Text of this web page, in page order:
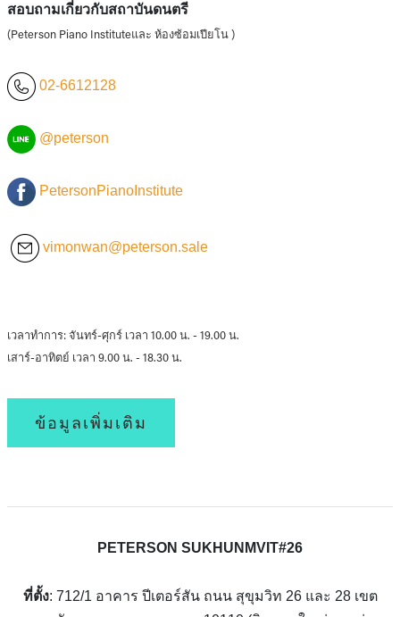
สอบถามเกี่ยวกับสถาบันดนตรี
(Peterson Piano Instituteและ ห้องซ้อมเปียโน )
02-6612128
@peterson
PetersonPianoInstitute
vimonwan@peterson.sale
เวลาทำการ: จันทร์-ศุกร์ เวลา 10.00 น. - 19.00 น.
เสาร์-อาทิตย์ เวลา 9.00 น. - 18.30 น.
ข้อมูลเพิ่มเติม
PETERSON SUKHUNMVIT#26
ที่ตั้ง: 712/1 อาคาร ปีเตอร์สัน ถนน สุขุมวิท 26 และ 28 เขต